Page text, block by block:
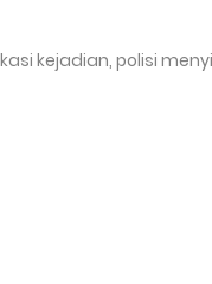
kejadian, polisi